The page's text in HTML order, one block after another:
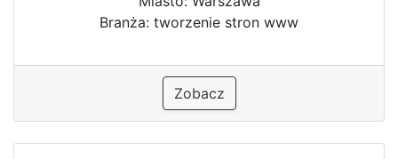
Branża: tworzenie stron www
Zobacz